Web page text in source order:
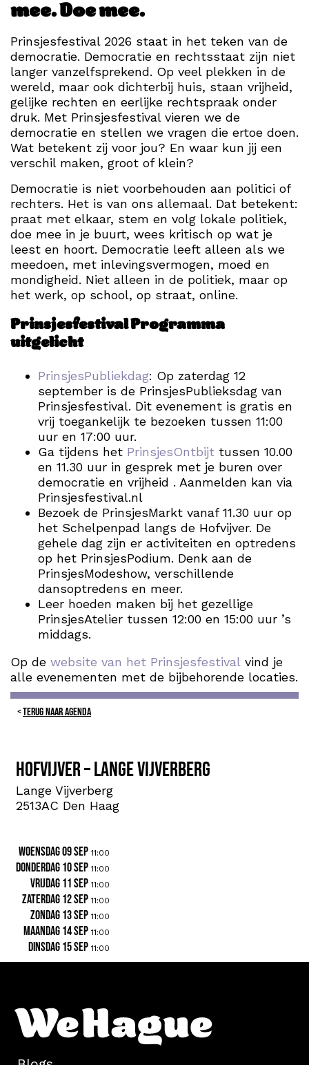
mee. Doe mee.
Prinsjesfestival 2026 staat in het teken van de
democratie. Democratie en rechtsstaat zijn niet
langer vanzelfsprekend. Op veel plekken in de
wereld, maar ook dichterbij huis, staan vrijheid,
gelijke rechten en eerlijke rechtspraak onder
druk. Met Prinsjesfestival vieren we de
democratie en stellen we vragen die ertoe doen.
Wat betekent zij voor jou? En waar kun jij een
verschil maken, groot of klein?
Democratie is niet voorbehouden aan politici of
rechters. Het is van ons allemaal. Dat betekent:
praat met elkaar, stem en volg lokale politiek,
doe mee in je buurt, wees kritisch op wat je
leest en hoort. Democratie leeft alleen als we
meedoen, met inlevingsvermogen, moed en
mondigheid. Niet alleen in de politiek, maar op
het werk, op school, op straat, online.
Prinsjesfestival Programma
uitgelicht
PrinsjesPubliekdag: Op zaterdag 12
september is de PrinsjesPublieksdag van
Prinsjesfestival. Dit evenement is gratis en
vrij toegankelijk te bezoeken tussen 11:00
uur en 17:00 uur.
Ga tijdens het PrinsjesOntbijt tussen 10.00
en 11.30 uur in gesprek met je buren over
democratie en vrijheid . Aanmelden kan via
Prinsjesfestival.nl
Bezoek de PrinsjesMarkt vanaf 11.30 uur op
het Schelpenpad langs de Hofvijver. De
gehele dag zijn er activiteiten en optredens
op het PrinsjesPodium. Denk aan de
PrinsjesModeshow, verschillende
dansoptredens en meer.
Leer hoeden maken bij het gezellige
PrinsjesAtelier tussen 12:00 en 15:00 uur ’s
middags.
Op de website van het Prinsjesfestival vind je
alle evenementen met de bijbehorende locaties.
TERUG NAAR AGENDA
Hofvijver – Lange Vijverberg
Lange Vijverberg
2513AC Den Haag
woensdag 09 sep 11:00
donderdag 10 sep 11:00
vrijdag 11 sep 11:00
zaterdag 12 sep 11:00
zondag 13 sep 11:00
maandag 14 sep 11:00
dinsdag 15 sep 11:00